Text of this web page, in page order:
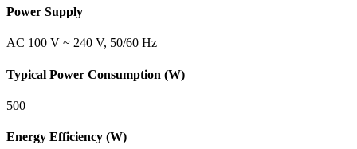
Power Supply
AC 100 V ~ 240 V, 50/60 Hz
Typical Power Consumption (W)
500
Energy Efficiency (W)